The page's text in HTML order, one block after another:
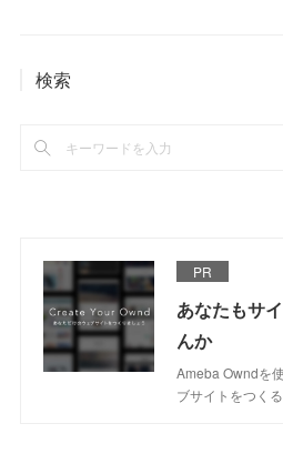
検索
PR
あなたもサ
んか
Ameba Owndを
ブサイトをつく